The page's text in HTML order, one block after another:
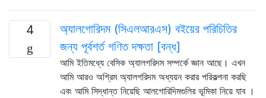
4
অ্যালগোরিদম (সিএলআরএস) বইয়ের পরিচিতির
জন্য পূর্বশর্ত গণিত দক্ষতা [বন্ধ]
আমি ইতিমধ্যে বেসিক অ্যালগরিদম সম্পর্কে জ্ঞান আছে। এখন
আমি আরও অগ্রিম অ্যালগরিদম অধ্যয়ন করার পরিকল্পনা করছি
এবং আমি সিদ্ধান্ত নিয়েছি আলগোরিদিমগুলির ভূমিকা নিয়ে যাব ।